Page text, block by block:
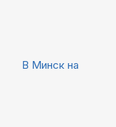
В Минск на